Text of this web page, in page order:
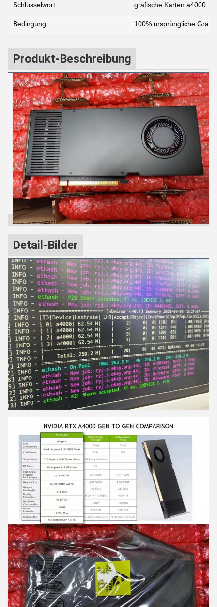
Schlüsselwort grafische Karten a4000
Bedingung 100% ursprüngliche
Produkt-Beschreibung
Detail-Bilder